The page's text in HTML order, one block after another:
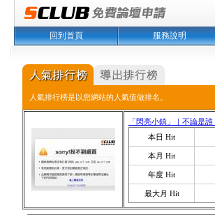
回到首頁 服務說明
人氣排行榜是以您網站的人氣值做排名。
「閃亮小鎮」｜不論是
本日 Hit
本月 Hit
年度 Hit
最大月 Hit